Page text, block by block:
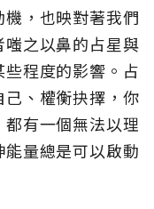
，也映對著我們
之以鼻的占星與
程度的影響。占
、權衡抉擇，你
有一個無法以理
量總是可以啟動